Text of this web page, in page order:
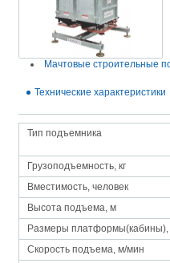
Ручные насосы
Поступление
Насос бочковой
масел из бочек и
правилам и нормам.
15.01.2018
Распродажа
03.03.2017
Акция на
Цены на
снижены!
Товар
28.02.2017
Наклонный
Оборудование в
Стоимость 260 000
Мачтовые строительные
Технические характеристики
Тип подъемника
Грузоподъемность, кг
Вместимость, человек
Высота подъема, м
Размеры
Скорость подъема, м/мин